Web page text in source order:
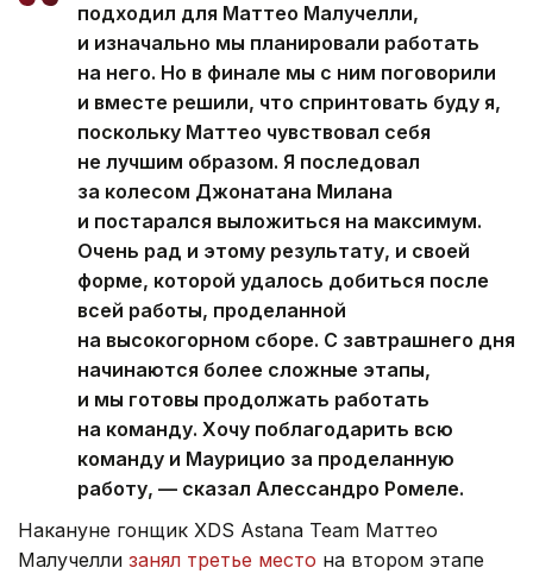
подходил для Маттео Малучелли,
и изначально мы планировали работать
на него. Но в финале мы с ним поговорили
и вместе решили, что спринтовать буду я,
поскольку Маттео чувствовал себя
не лучшим образом. Я последовал
за колесом Джонатана Милана
и постарался выложиться на максимум.
Очень рад и этому результату, и своей
форме, которой удалось добиться после
всей работы, проделанной
на высокогорном сборе. С завтрашнего дня
начинаются более сложные этапы,
и мы готовы продолжать работать
на команду. Хочу поблагодарить всю
команду и Маурицио за проделанную
работу, — сказал Алессандро Ромеле.
Накануне гонщик XDS Astana Team Маттео
Малучелли занял третье место на втором этапе